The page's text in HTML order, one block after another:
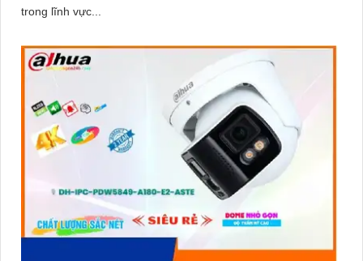
trong lĩnh vực...